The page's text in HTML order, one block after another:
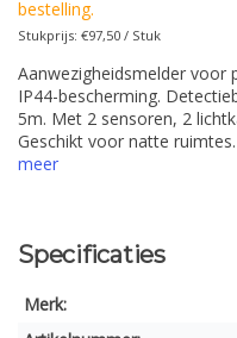
bestelling.
Stukprijs: €97,50 / Stuk
Aanwezigheidsmelder voor
IP44-bescherming.
5m. Met 2 sensoren, 2
Geschikt voor natte
meer
Specificaties
Merk: